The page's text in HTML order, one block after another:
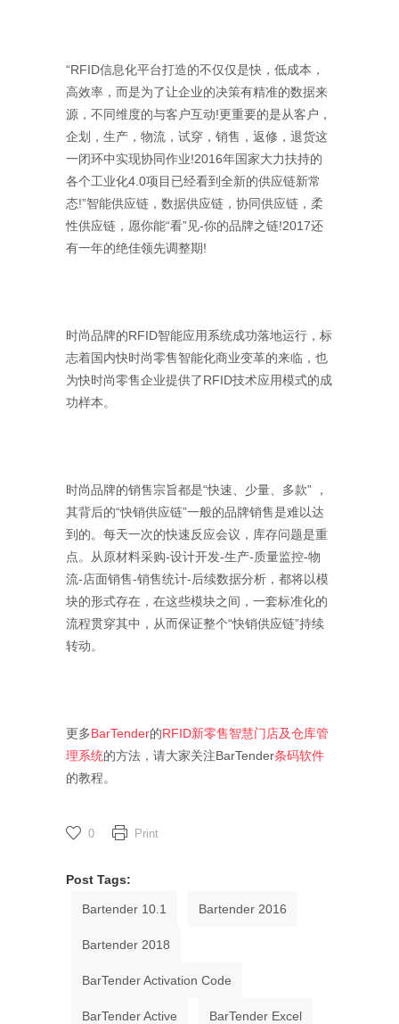
“RFID信息化平台打造的不仅仅是快，低成本，
高效率，而是为了让企业的决策有精准的数据来
源，不同维度的与客户互动!更重要的是从客户，
企划，生产，物流，试穿，销售，返修，退货这
一闭环中实现协同作业!2016年国家大力扶持的
各个工业化4.0项目已经看到全新的供应链新常
态!”智能供应链，数据供应链，协同供应链，柔
性供应链，愿你能“看”见-你的品牌之链!2017还
有一年的绝佳领先调整期!
时尚品牌的RFID智能应用系统成功落地运行，标
志着国内快时尚零售智能化商业变革的来临，也
为快时尚零售企业提供了RFID技术应用模式的成
功样本。
时尚品牌的销售宗旨都是“快速、少量、多款” ，
其背后的“快销供应链”一般的品牌销售是难以达
到的。每天一次的快速反应会议，库存问题是重
点。从原材料采购-设计开发-生产-质量监控-物
流-店面销售-销售统计-后续数据分析，都将以模
块的形式存在，在这些模块之间，一套标准化的
流程贯穿其中，从而保证整个“快销供应链”持续
转动。
更多BarTender的RFID新零售智慧门店及仓库管
理系统的方法，请大家关注BarTender条码软件
的教程。
0 Print
Post Tags:
Bartender 10.1 Bartender 2016
Bartender 2018
BarTender Activation Code
BarTender Active BarTender Excel